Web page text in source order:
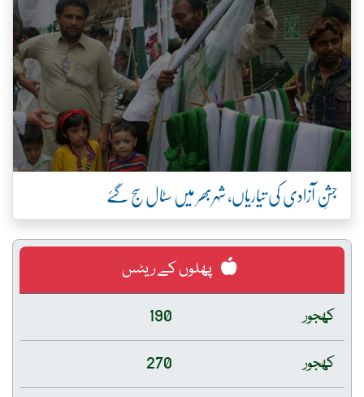
جشنِ آزادی کی تیاریاں، شہربھر میں سٹال سج گئے
پھلوں کے ریٹس
کھجور
190
کھجور
270